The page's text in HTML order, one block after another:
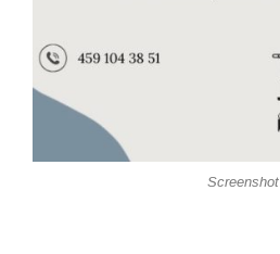
Screenshot